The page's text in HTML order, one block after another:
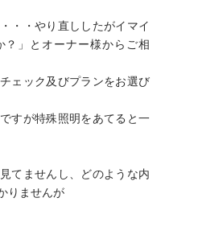
・・やり直ししたがイマイ
」とオーナー様からご相
ェック及びプランをお選び
すが特殊照明をあてると一
てませんし、どのような内
りませんが